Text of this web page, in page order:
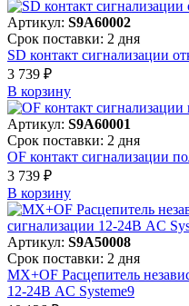
Артикул: S9A60002
Срок поставки: 2 дня
SD контакт сигнализации
3 739 ₽
В корзинy
Артикул: S9A60001
Срок поставки: 2 дня
OF контакт сигнализации
3 739 ₽
В корзинy
Артикул: S9A50008
Срок поставки: 2 дня
MX+OF Расцепитель
12-24В AC Systeme9